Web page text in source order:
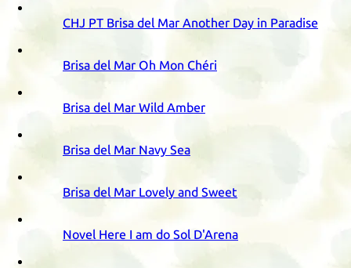
CHJ PT Brisa del Mar Another Day in Paradise
Brisa del Mar Oh Mon Chéri
Brisa del Mar Wild Amber
Brisa del Mar Navy Sea
Brisa del Mar Lovely and Sweet
Novel Here I am do Sol D'Arena